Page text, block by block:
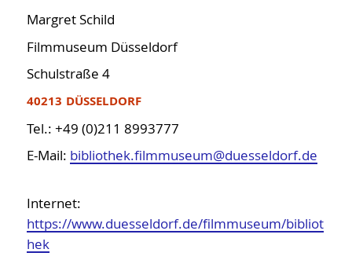
Lektoratskooperation
Medien an den Rändern
BuB
Systematikkooperationen
Margret Schild
Filmmuseum Düsseldorf
Schulstraße 4
40213 DÜSSELDORF
Tel.: +49 (0)211 8993777
E-Mail: bibliothek.filmmuseum@duesseldorf.de
Internet:
https://www.duesseldorf.de/filmmuseum/bibliot
hek